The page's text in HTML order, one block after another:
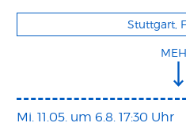
Stuttgart,
Mi. 11.05. um 6.8. 17:30 Uhr